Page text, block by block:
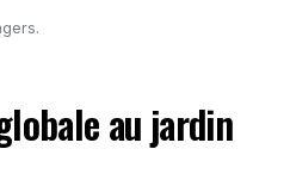
au jardin